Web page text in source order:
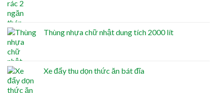
Thùng nhựa chữ nhật dung tích 2000 lít
Xe đẩy thu dọn thức ăn bát đĩa